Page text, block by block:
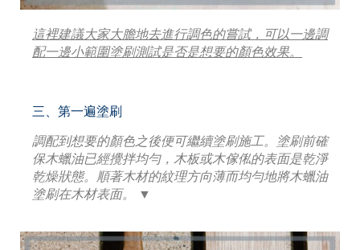
這裡建議大家大膽地去進行調色的嘗試，可以一邊調
配一邊小範圍塗刷測試是否是想要的顏色效果。
三、第一遍塗刷
調配到想要的顏色之後便可繼續塗刷施工。塗刷前確
保木蠟油已經攪拌均勻，木板或木傢俬的表面是乾淨
乾燥狀態。順著木材的紋理方向薄而均勻地將木蠟油
塗刷在木材表面。 ▼